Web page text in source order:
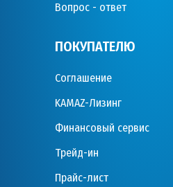
Вопрос - ответ
ПОКУПАТЕЛЮ
Соглашение
KAMAZ-Лизинг
Финансовый сервис
Трейд-ин
Прайс-лист